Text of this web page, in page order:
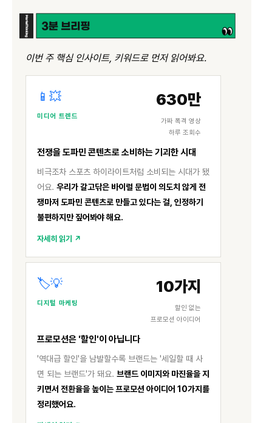
이번 주 핵심 인사이트, 키워드로 먼저 읽어봐요.
📱💥
미디어 트렌드
630만
가짜 폭격 영상
하루 조회수
전쟁을 도파민 콘텐츠로 소비하는 기괴한 시대
비극조차 스포츠 하이라이트처럼 소비되는 시대가 됐
어요. 우리가 갈고닦은 바이럴 문법이 의도치 않게 전
쟁마저 도파민 콘텐츠로 만들고 있다는 걸, 인정하기
불편하지만 짚어봐야 해요.
자세히 읽기 ↗
🏷️💡
디지털 마케팅
10가지
할인 없는
프로모션 아이디어
프로모션은 '할인'이 아닙니다
'역대급 할인'을 남발할수록 브랜드는 '세일할 때 사
면 되는 브랜드'가 돼요. 브랜드 이미지와 마진율을 지
키면서 전환율을 높이는 프로모션 아이디어 10가지를
정리했어요.